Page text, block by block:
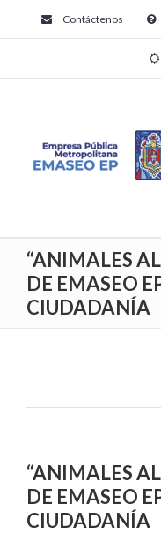
Contáctenos
“ANIMALES
DE EMASEO
CIUDADANÍA
“ANIMALES
DE EMASEO
CIUDADANÍA